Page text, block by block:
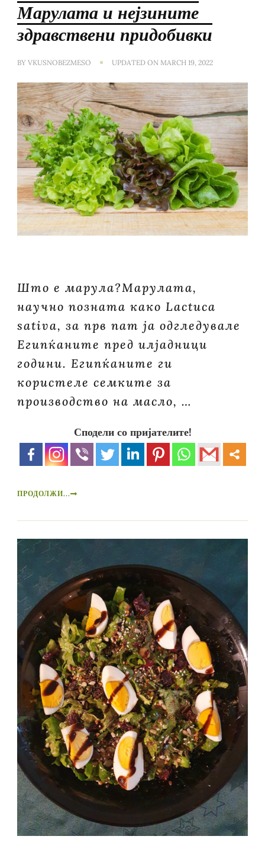
Марулата и нејзините
здравствени придобивки
BY VKUSNOBEZMESO UPDATED ON MARCH 19, 2022
Што е марула?Марулата,
научно позната како Lactuca
sativa, за прв пат ја одгледувале
Египќаните пред илјадници
години. Египќаните ги
користеле семките за
производство на масло, …
Сподели со пријателите!
ПРОДОЛЖИ...